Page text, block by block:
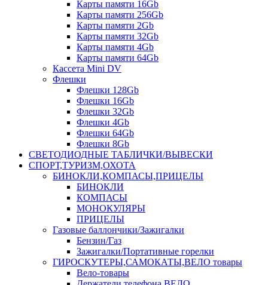
Карты памяти 16Gb
Карты памяти 256Gb
Карты памяти 2Gb
Карты памяти 32Gb
Карты памяти 4Gb
Карты памяти 64Gb
Кассета Mini DV
Флешки
Флешки 128Gb
Флешки 16Gb
Флешки 32Gb
Флешки 4Gb
Флешки 64Gb
Флешки 8Gb
СВЕТОДИОДНЫЕ ТАБЛИЧКИ/ВЫВЕСКИ
СПОРТ,ТУРИЗМ,ОХОТА
БИНОКЛИ,КОМПАСЫ,ПРИЦЕЛЫ
БИНОКЛИ
КОМПАСЫ
МОНОКУЛЯРЫ
ПРИЦЕЛЫ
Газовые баллончики/Зажигалки
Бензин/Газ
Зажигалки/Портативные горелки
ГИРОСКУТЕРЫ,САМОКАТЫ,ВЕЛО товары
Вело-товары